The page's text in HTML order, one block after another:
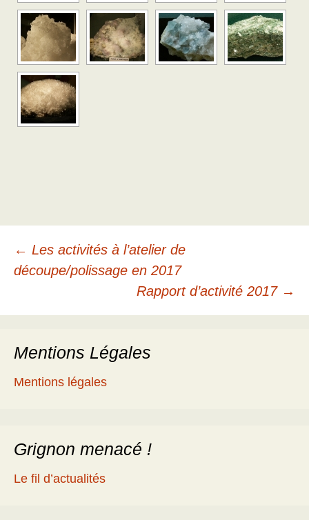
Navigation
articles
← Les activités à l’atelier de
découpe/polissage en 2017
Rapport d’activité 2017 →
Mentions Légales
Mentions légales
Grignon menacé !
Le fil d’actualités